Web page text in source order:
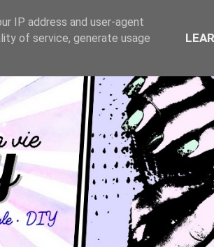
IP address and user-agent
of service, generate usage